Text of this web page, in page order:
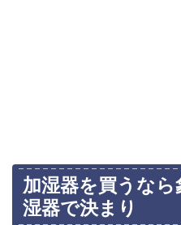
加湿器を買うな
湿器で決まり